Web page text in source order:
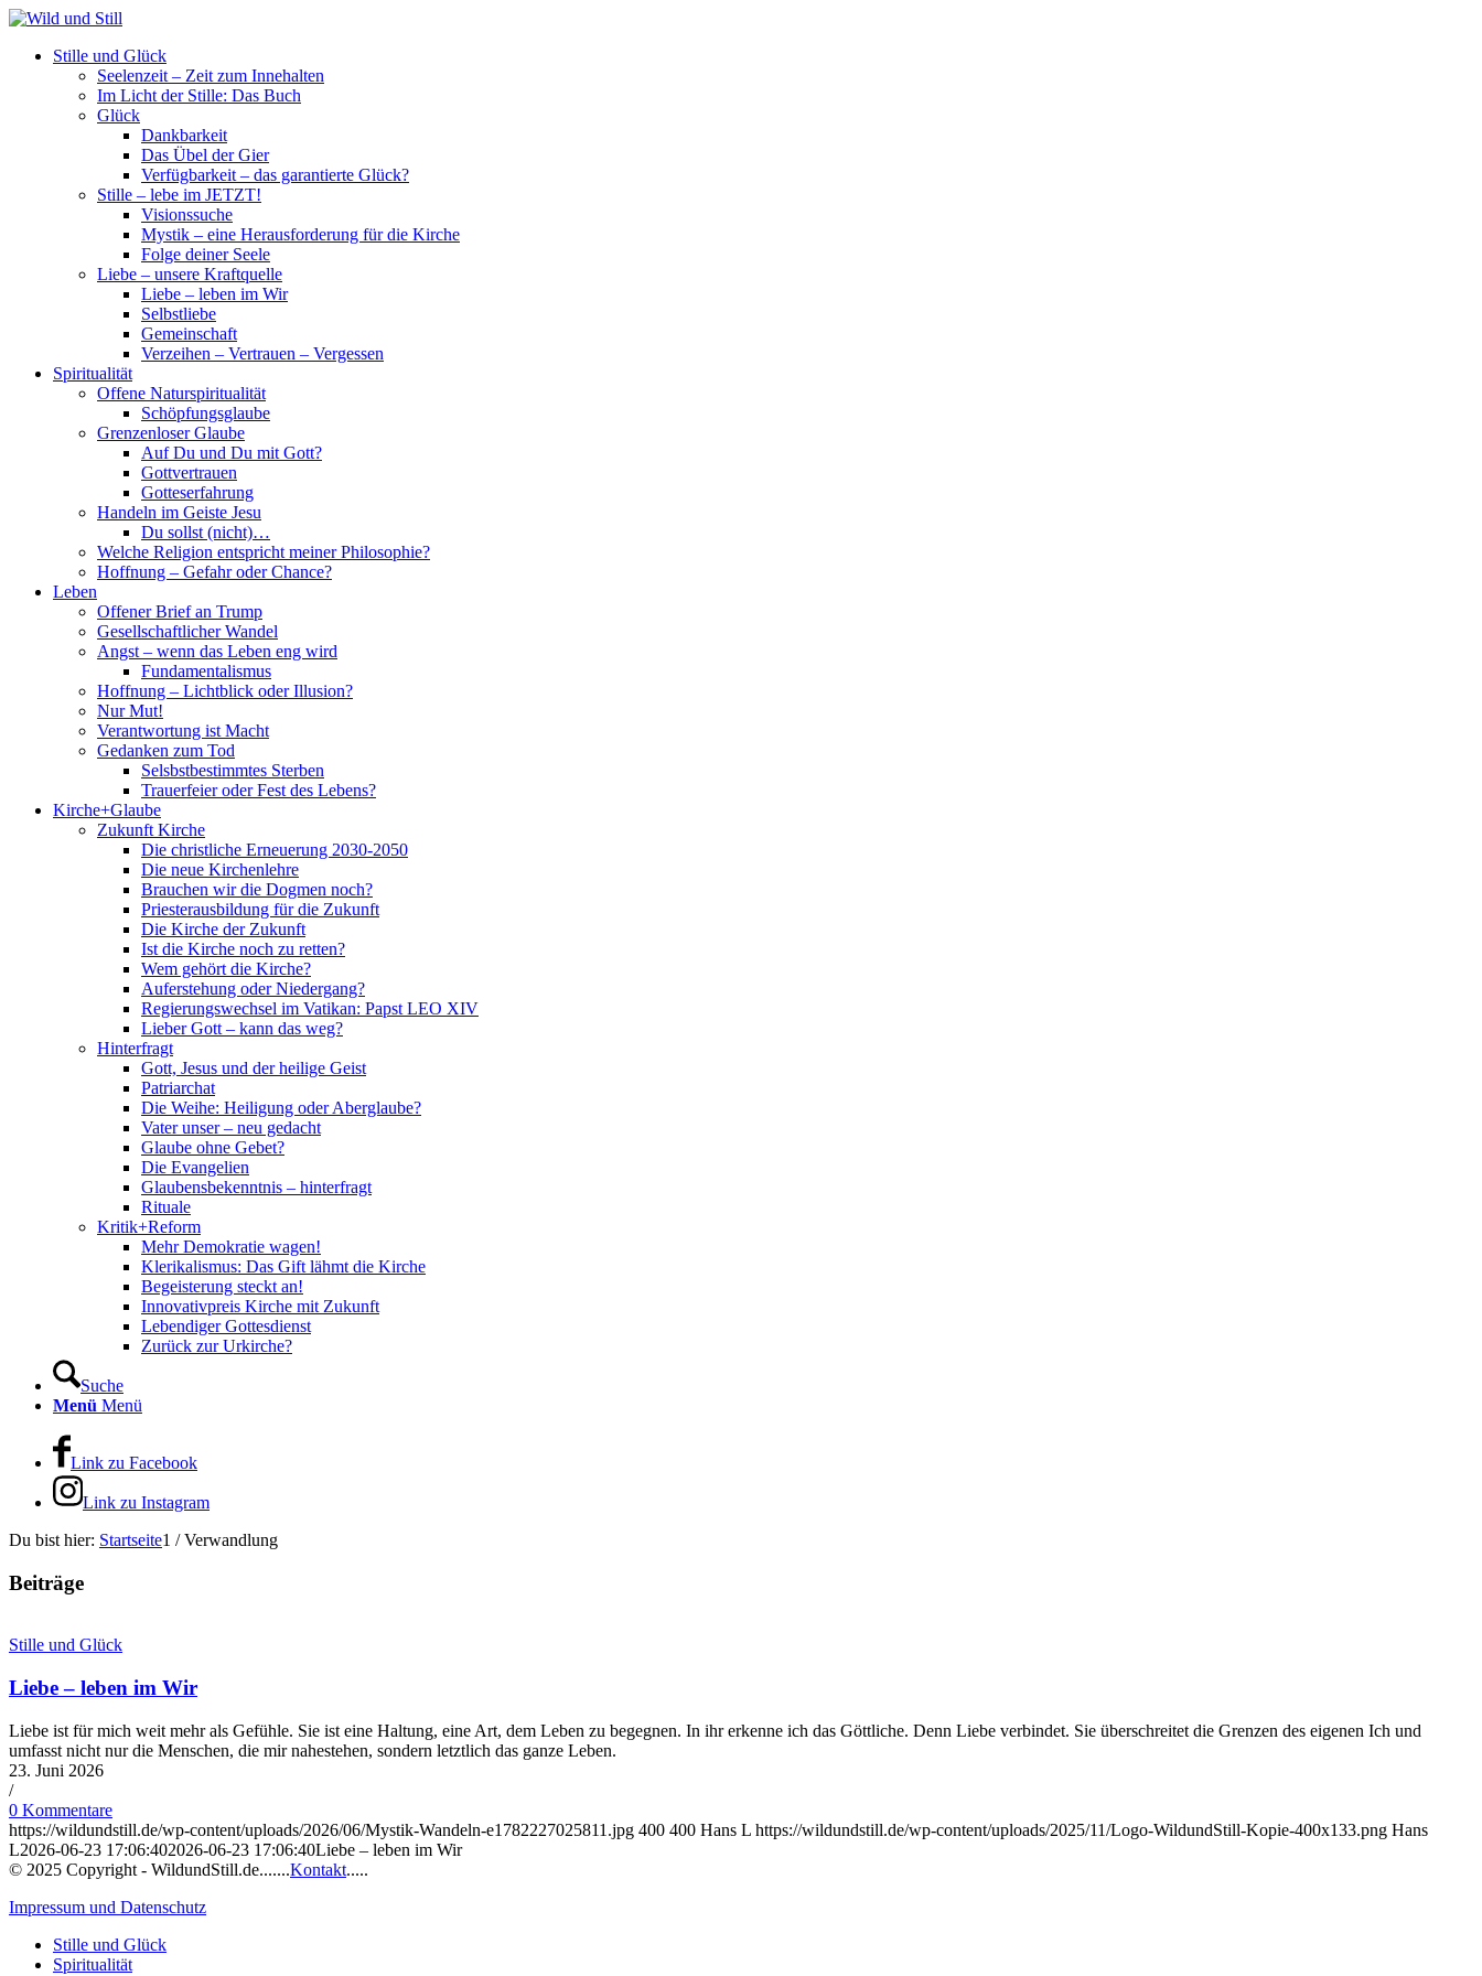
Stille und Glück
Seelenzeit – Zeit zum Innehalten
Im Licht der Stille: Das Buch
Glück
Dankbarkeit
Das Übel der Gier
Verfügbarkeit – das garantierte Glück?
Stille – lebe im JETZT!
Visionssuche
Mystik – eine Herausforderung für die Kirche
Folge deiner Seele
Liebe – unsere Kraftquelle
Liebe – leben im Wir
Selbstliebe
Gemeinschaft
Verzeihen – Vertrauen – Vergessen
Spiritualität
Offene Naturspiritualität
Schöpfungsglaube
Grenzenloser Glaube
Auf Du und Du mit Gott?
Gottvertrauen
Gotteserfahrung
Handeln im Geiste Jesu
Du sollst (nicht)…
Welche Religion entspricht meiner Philosophie?
Hoffnung – Gefahr oder Chance?
Leben
Offener Brief an Trump
Gesellschaftlicher Wandel
Angst – wenn das Leben eng wird
Fundamentalismus
Hoffnung – Lichtblick oder Illusion?
Nur Mut!
Verantwortung ist Macht
Gedanken zum Tod
Selsbstbestimmtes Sterben
Trauerfeier oder Fest des Lebens?
Kirche+Glaube
Zukunft Kirche
Die christliche Erneuerung 2030-2050
Die neue Kirchenlehre
Brauchen wir die Dogmen noch?
Priesterausbildung für die Zukunft
Die Kirche der Zukunft
Ist die Kirche noch zu retten?
Wem gehört die Kirche?
Auferstehung oder Niedergang?
Regierungswechsel im Vatikan: Papst LEO XIV
Lieber Gott – kann das weg?
Hinterfragt
Gott, Jesus und der heilige Geist
Patriarchat
Die Weihe: Heiligung oder Aberglaube?
Vater unser – neu gedacht
Glaube ohne Gebet?
Die Evangelien
Glaubensbekenntnis – hinterfragt
Rituale
Kritik+Reform
Mehr Demokratie wagen!
Klerikalismus: Das Gift lähmt die Kirche
Begeisterung steckt an!
Innovativpreis Kirche mit Zukunft
Lebendiger Gottesdienst
Zurück zur Urkirche?
Suche
Menü Menü
Link zu Facebook
Link zu Instagram
Du bist hier: Startseite1 / Verwandlung
Beiträge
Stille und Glück
Liebe – leben im Wir
Liebe ist für mich weit mehr als Gefühle. Sie ist eine Haltung, eine Art, dem Leben zu begegnen. In ihr erkenne ich das Göttliche. Denn Liebe verbindet. Sie überschreitet die Grenzen des eigenen Ich und
umfasst nicht nur die Menschen, die mir nahestehen, sondern letztlich das ganze Leben.
23. Juni 2026
/
0 Kommentare
https://wildundstill.de/wp-content/uploads/2026/06/Mystik-Wandeln-e1782227025811.jpg 400 400 Hans L https://wildundstill.de/wp-content/uploads/2025/11/Logo-WildundStill-Kopie-400x133.png Hans
L2026-06-23 17:06:402026-06-23 17:06:40Liebe – leben im Wir
© 2025 Copyright - WildundStill.de.......Kontakt.....
Impressum und Datenschutz
Stille und Glück
Spiritualität